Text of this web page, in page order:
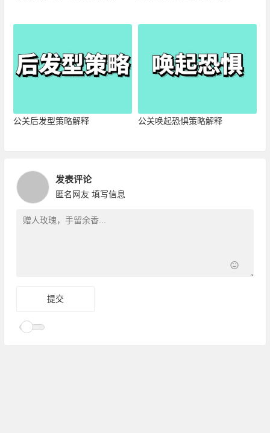
公关后发型策略解释 公关唤起恐惧策略解释
发表评论
匿名网友 填写信息